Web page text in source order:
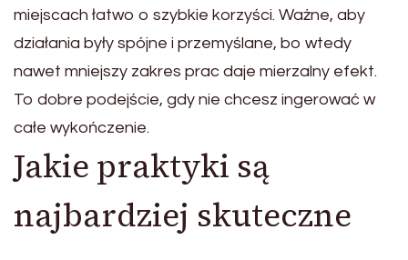
miejscach łatwo o szybkie korzyści. Ważne, aby
działania były spójne i przemyślane, bo wtedy
nawet mniejszy zakres prac daje mierzalny efekt.
To dobre podejście, gdy nie chcesz ingerować w
całe wykończenie.
Jakie praktyki są
najbardziej skuteczne